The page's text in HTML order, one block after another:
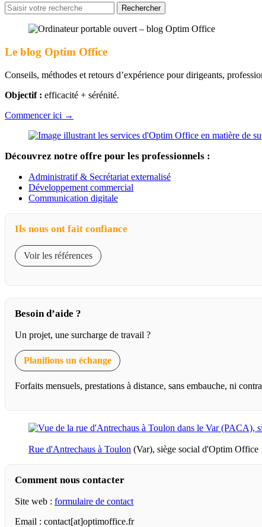
Rechercher
pour
Le blog Optim Office
Conseils, méthodes et retours d’expérience pour dirigeants,
Objectif : efficacité + sérénité.
Commencer ici →
Découvrez notre offre pour les professionnels :
Administratif & Secrétariat externalisé
Développement commercial
Communication digitale
Ils nous ont fait confiance
Voir les références
Besoin d’aide ?
Un projet, une surcharge de travail ?
Planifions un échange
Forfaits mensuels, prestations à distance, sans embauche, ni
Rue d'Antrechaus à Toulon (Var), siège social d'Optim Office
Comment nous contacter
Site web : formulaire de contact
Email : contact[at]optimoffice.fr